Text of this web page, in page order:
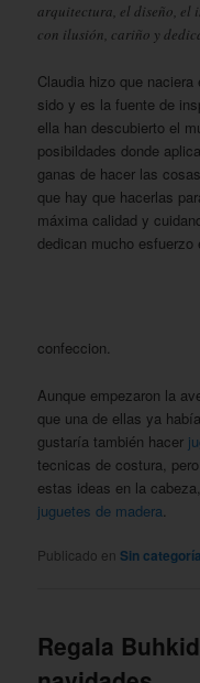
arquitectura, el diseño, el
con ilusión, cariño y
Claudia hizo que
sido y es la fuente de
ella han descubierto el
posibildades donde
ganas de hacer las
que hay que hacerlas
máxima calidad y
dedican mucho
confeccion.
Aunque empezaron la
que una de ellas ya
gustaría también hacer
tecnicas de costura,
estas ideas en la
juguetes de madera
Publicado en Sin categoría
Regala